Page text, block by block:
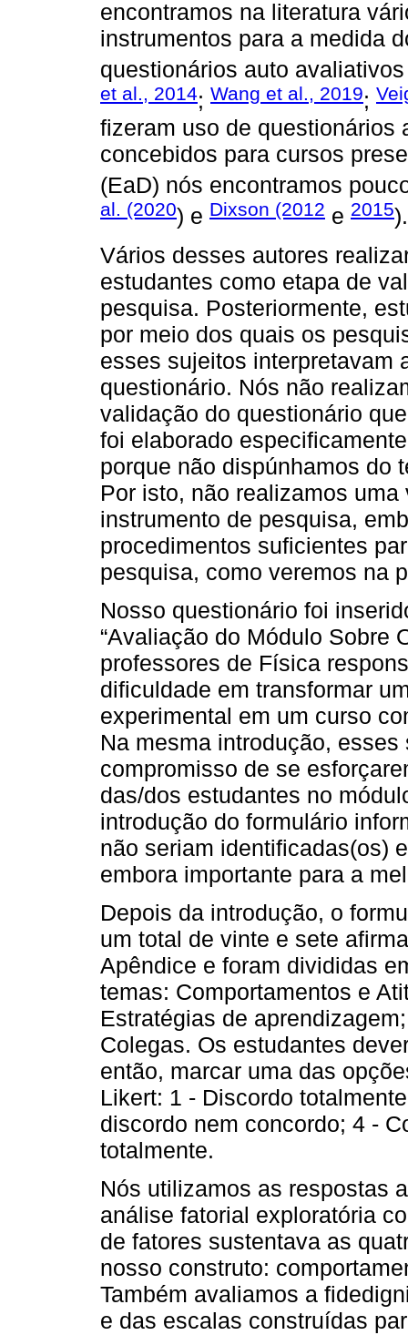
encontramos na literatura
instrumentos para a medida
questionários auto
et al., 2014; Wang et al., 2019;
fizeram uso de questionários
concebidos para cursos
(EaD) nós encontramos
al. (2020) e Dixson (2012 e 2015).
Vários desses autores
estudantes como etapa de
pesquisa. Posteriormente,
por meio dos quais os
esses sujeitos interpretavam
questionário. Nós não
validação do questionário
foi elaborado
porque não dispúnhamos do
Por isto, não realizamos
instrumento de pesquisa,
procedimentos suficientes
pesquisa, como veremos na
Nosso questionário foi
“Avaliação do Módulo Sobre
professores de Física
dificuldade em transformar
experimental em um curso
Na mesma introdução,
compromisso de se
das/dos estudantes no
introdução do formulário
não seriam identificadas(os)
embora importante para a
Depois da introdução, o
um total de vinte e sete
Apêndice e foram divididas
temas: Comportamentos e
Estratégias de
Colegas. Os estudantes
então, marcar uma das
Likert: 1 - Discordo
discordo nem concordo; 4 -
totalmente.
Nós utilizamos as respostas
análise fatorial exploratória
de fatores sustentava as
nosso construto:
Também avaliamos a
e das escalas construídas